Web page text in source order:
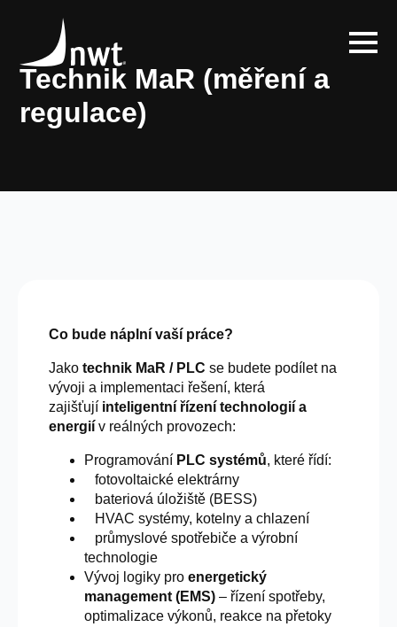
Technik MaR (měření a
regulace)
Co bude náplní vaší práce?
Jako technik MaR / PLC se budete podílet na
vývoji a implementaci řešení, která
zajišťují inteligentní řízení technologií a
energií v reálných provozech:
Programování PLC systémů, které řídí:
fotovoltaické elektrárny
bateriová úložiště (BESS)
HVAC systémy, kotelny a chlazení
průmyslové spotřebiče a výrobní
technologie
Vývoj logiky pro energetický
management (EMS) – řízení spotřeby,
optimalizace výkonů, reakce na přetoky